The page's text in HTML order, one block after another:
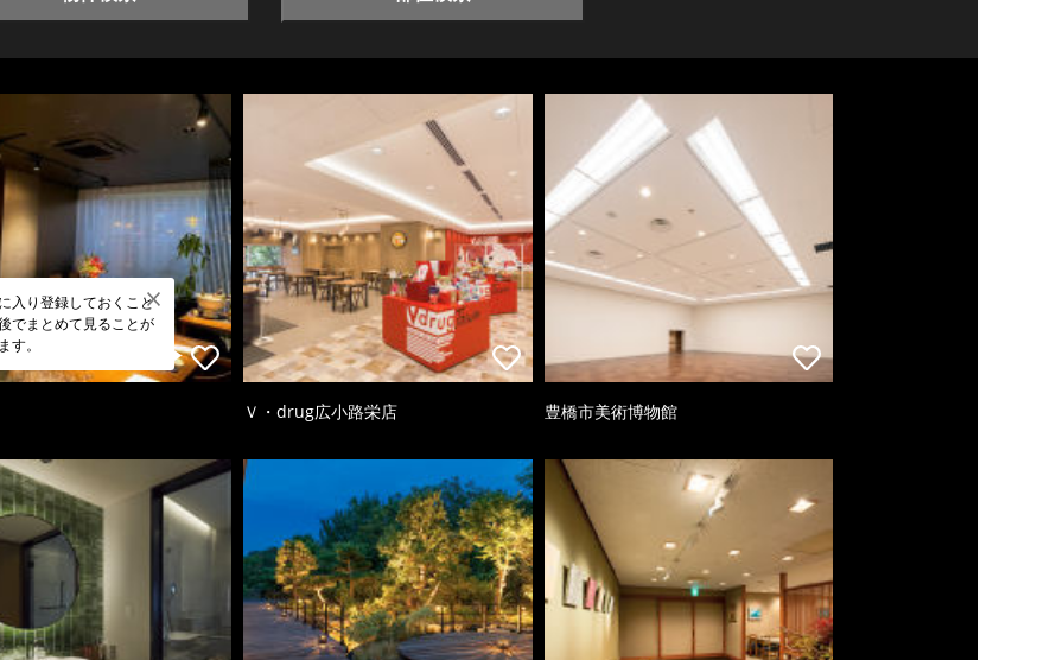
入り登録しておくこと
でまとめて見ることが
す。
Ｖ・drug広小路栄店 豊橋市美術博物館